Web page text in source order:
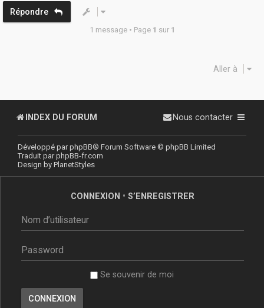
Répondre
1 message • Page 1 sur 1
Aller à
INDEX DU FORUM Nous contacter
Développé parphpBB® Forum Software © phpBB Limited
Traduit parphpBB-fr.com
Design by PlanetStyles
CONNEXION • S’ENREGISTRER
Se souvenir de moi